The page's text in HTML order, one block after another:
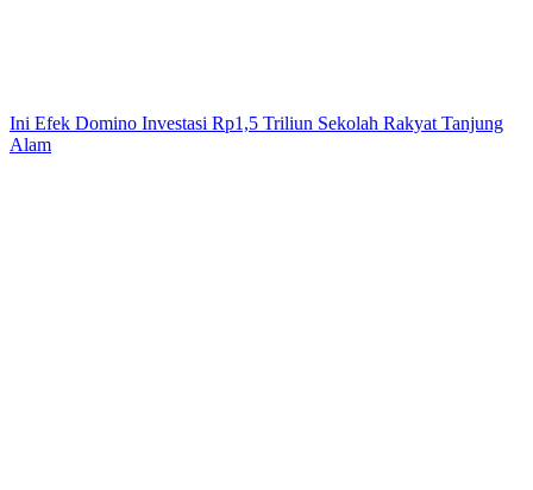
Ini Efek Domino Investasi Rp1,5 Triliun Sekolah Rakyat Tanjung
Alam